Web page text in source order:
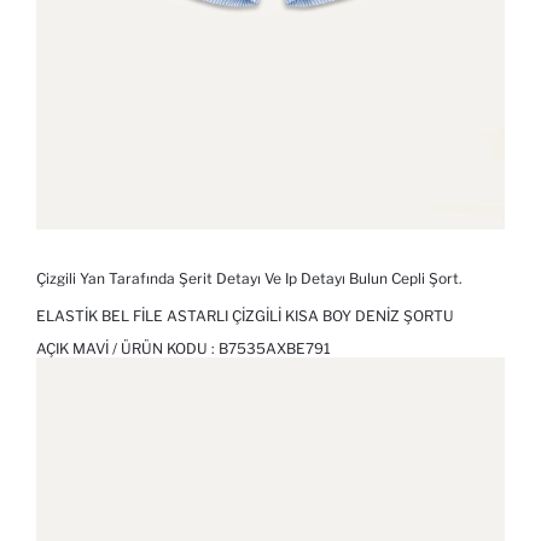
Çizgili Yan Tarafında Şerit Detayı Ve Ip Detayı Bulun Cepli Şort.
ELASTIK BEL FILE ASTARLI ÇIZGILI KISA BOY DENIZ ŞORTU
AÇIK MAVI / ÜRÜN KODU : B7535AXBE791